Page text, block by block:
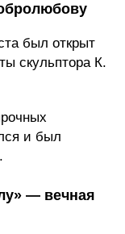
был открыт
скульптора К.
и был
— вечная